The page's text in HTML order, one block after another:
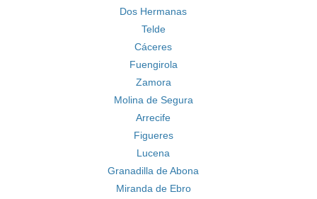
Dos Hermanas
Telde
Cáceres
Fuengirola
Zamora
Molina de Segura
Arrecife
Figueres
Lucena
Granadilla de Abona
Miranda de Ebro